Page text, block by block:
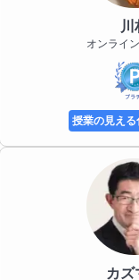
川
オンライ
授業の見える
カズ